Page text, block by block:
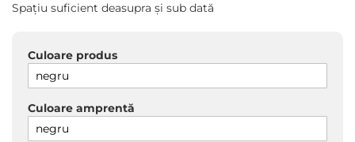
Spaţiu suficient deasupra şi sub dată
Culoare produs
Culoare amprentă